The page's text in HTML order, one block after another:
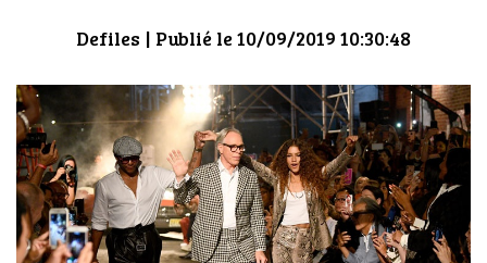
DÉFILÉS
BOUTIQUE
CULTURE
HIGH TECH
MAISON
Defiles | Publié le 10/09/2019 10:30:48